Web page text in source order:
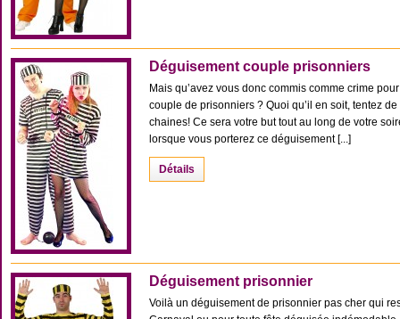
Déguisement couple prisonniers
Mais qu’avez vous donc commis comme crime
couple de prisonniers ? Quoi qu’il en soit, tentez
chaines! Ce sera votre but tout au long de votre
lorsque vous porterez ce déguisement [...]
Détails
Déguisement prisonnier
Voilà un déguisement de prisonnier pas cher qui